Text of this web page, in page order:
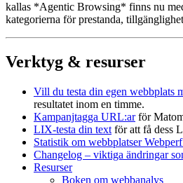
kallas *Agentic Browsing* finns nu
kategorierna för prestanda,
Verktyg & resurser
Vill du testa din egen webbplats
resultatet inom en timme.
Kampanjtagga URL:arför
LIX-testa din text för att få dess
Statistik om webbplatser
Changelog – viktiga ändringar
Resurser
Boken om webbanalys